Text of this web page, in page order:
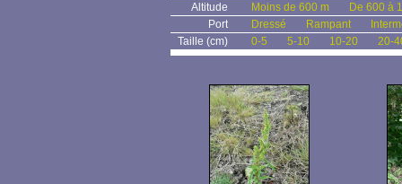
Altitude
Moins de 600 m
De 600 à
Port
Dressé Rampant
Taille (cm)
0-5 5-10 10-20 20-